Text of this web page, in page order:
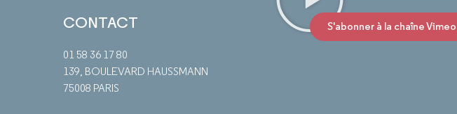
CONTACT
01 58 36 17 80
139, BOULEVARD HAUSSMANN
75008 PARIS
S'abonner à la chaîne Vimeo